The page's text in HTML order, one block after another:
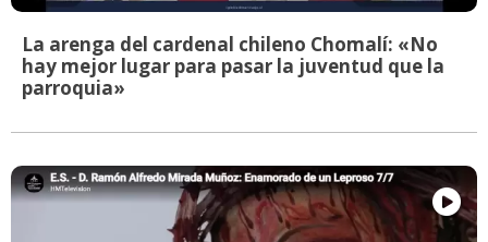
La arenga del cardenal chileno Chomalí: «No
hay mejor lugar para pasar la juventud que la
parroquia»